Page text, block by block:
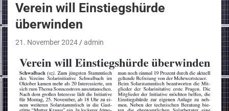
Verein will Einstiegshürde
überwinden
21. November 2024 admin